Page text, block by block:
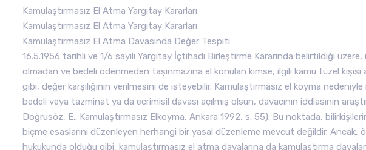
Kamulaştırmasız El Atma Yargıtay Kararları
Kamulaştırmasız El Atma Yargıtay Kararları
Kamulaştırmasız El Atma Davasında Değer Tespiti
16.5.1956 tarihli ve 1/6 sayılı Yargıtay İçtihadı Birleştirme Kararında belirtildiği
olmadan ve bedeli ödenmeden taşınmazına el konulan kimse, ilgili kamu tüzel
gibi, değer karşılığının verilmesini de isteyebilir. Kamulaştırmasız el koyma
bedeli veya tazminat ya da ecrimisil davası açılmış olsun, davacının iddiasının
Doğrusöz, E.: Kamulaştırmasız Elkoyma, Ankara 1992, s. 55). Bu noktada,
biçme esaslarını düzenleyen herhangi bir yasal düzenleme mevcut değildir. Ancak,
hukukunda olduğu gibi, kamulaştırmasız el atma davalarına da kamulaştırma